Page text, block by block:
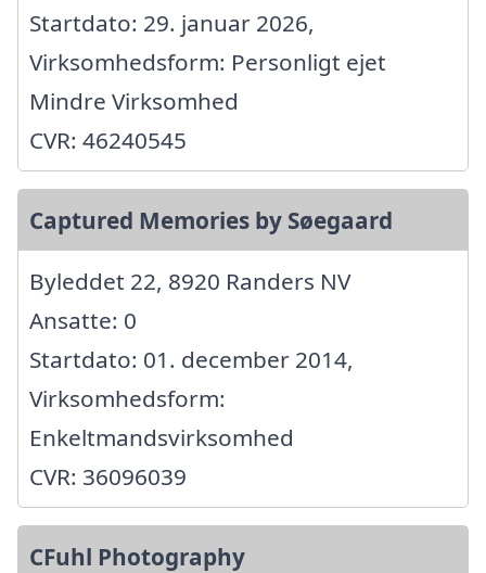
Startdato: 29. januar 2026,
Virksomhedsform: Personligt ejet
Mindre Virksomhed
CVR: 46240545
Captured Memories by Søegaard
Byleddet 22, 8920 Randers NV
Ansatte: 0
Startdato: 01. december 2014,
Virksomhedsform:
Enkeltmandsvirksomhed
CVR: 36096039
CFuhl Photography